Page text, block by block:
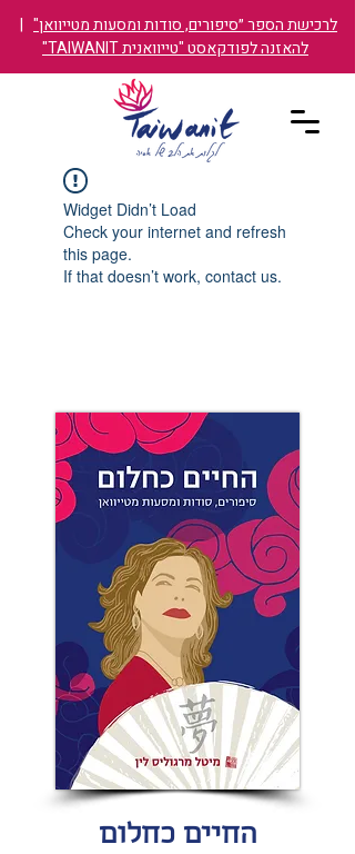
לרכישת הספר ״סיפורים, סודות ומסעות מטייוואן" |
להאזנה לפודקאסט "טייוואנית TAIWANIT"
Widget Didn’t Load
Check your internet and refresh
this page.
If that doesn’t work, contact us.
החיים כחלום